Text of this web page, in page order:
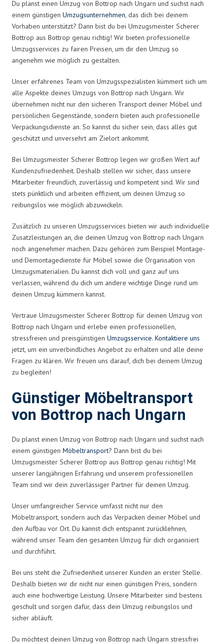
Du planst einen Umzug von Bottrop nach Ungarn und suchst nach
einem günstigen Umzugsunternehmen, das dich bei deinem
Vorhaben unterstützt? Dann bist du bei Umzugsmeister Scherer
Bottrop aus Bottrop genau richtig! Wir bieten professionelle
Umzugsservices zu fairen Preisen, um dir den Umzug so
angenehm wie möglich zu gestalten.
Unser erfahrenes Team von Umzugsspezialisten kümmert sich um
alle Aspekte deines Umzugs von Bottrop nach Ungarn. Wir
übernehmen nicht nur den sicheren Transport deiner Möbel und
persönlichen Gegenstände, sondern bieten auch professionelle
Verpackungsdienste an. So kannst du sicher sein, dass alles gut
geschützt und unversehrt am Zielort ankommt.
Bei Umzugsmeister Scherer Bottrop legen wir großen Wert auf
Kundenzufriedenheit. Deshalb stellen wir sicher, dass unsere
Mitarbeiter freundlich, zuverlässig und kompetent sind. Wir sind
stets pünktlich und arbeiten effizient, um deinen Umzug so
reibungslos wie möglich abzuwickeln.
Zusätzlich zu unseren Umzugsservices bieten wir auch individuelle
Zusatzleistungen an, die deinen Umzug von Bottrop nach Ungarn
noch angenehmer machen. Dazu gehören zum Beispiel Montage-
und Demontagedienste für Möbel sowie die Organisation von
Umzugsmaterialien. Du kannst dich voll und ganz auf uns
verlassen, während du dich um andere wichtige Dinge rund um
deinen Umzug kümmern kannst.
Vertraue Umzugsmeister Scherer Bottrop für deinen Umzug von
Bottrop nach Ungarn und erlebe einen professionellen,
stressfreien und preisgünstigen Umzugsservice. Kontaktiere uns
jetzt, um ein unverbindliches Angebot zu erhalten und alle deine
Fragen zu klären. Wir freuen uns darauf, dich bei deinem Umzug
zu begleiten!
Günstiger Möbeltransport
von Bottrop nach Ungarn
Du planst einen Umzug von Bottrop nach Ungarn und suchst nach
einem günstigen Möbeltransport? Dann bist du bei
Umzugsmeister Scherer Bottrop aus Bottrop genau richtig! Mit
unserer langjährigen Erfahrung und unserem professionellen
Team sind wir dein zuverlässiger Partner für deinen Umzug.
Unser umfangreicher Service umfasst nicht nur den
Möbeltransport, sondern auch das Verpacken deiner Möbel und
den Aufbau vor Ort. Du kannst dich entspannt zurücklehnen,
während unser Team den gesamten Umzug für dich organisiert
und durchführt.
Bei uns steht die Zufriedenheit unserer Kunden an erster Stelle.
Deshalb bieten wir dir nicht nur einen günstigen Preis, sondern
auch eine hochwertige Leistung. Unsere Mitarbeiter sind bestens
geschult und sorgen dafür, dass dein Umzug reibungslos und
sicher abläuft.
Du möchtest deinen Umzug von Bottrop nach Ungarn stressfrei